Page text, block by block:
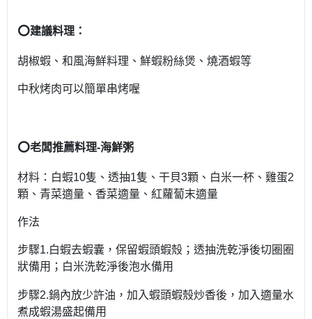
⭕️建議料理：
胡椒蝦、和風海鮮料理、鮮蝦粉絲煲、燒酒蝦等
中秋烤肉可以簡單串烤喔
⭕️老闆推薦料理-海鮮粥
材料：白蝦10隻、透抽1隻、干貝3顆、白米一杯、雞蛋2
顆、青菜適量、香菜適量、紅蘿蔔末適量
作法
步驟1.白蝦去蝦囊，保留蝦頭蝦殼；透抽洗乾淨後切圈圈
狀備用；白米洗乾淨後泡水備用
步驟2.鍋內放少許油，加入蝦頭蝦殼炒香後，加入適量水
煮成蝦湯盛起備用